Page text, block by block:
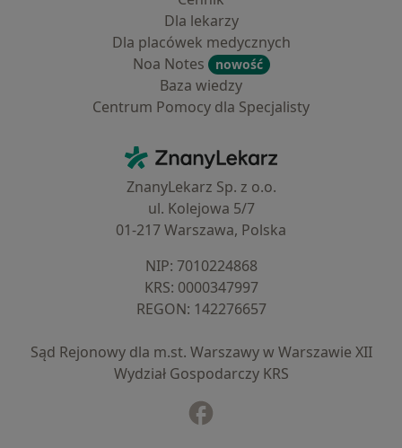
Dla lekarzy
Dla placówek medycznych
Noa Notes
nowość
Baza wiedzy
Centrum Pomocy dla Specjalisty
ZnanyLekarz - Strona główna
ZnanyLekarz Sp. z o.o.
ul. Kolejowa 5/7
01-217 Warszawa, Polska
NIP: ⁠7010224868
KRS: ⁠0000347997
REGON: ⁠142276657
Sąd Rejonowy dla m.st. Warszawy w Warszawie XII
Wydział Gospodarczy KRS